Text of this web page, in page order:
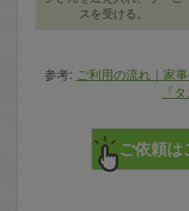
スを受ける。
参考: ご利用の流れ｜家
『